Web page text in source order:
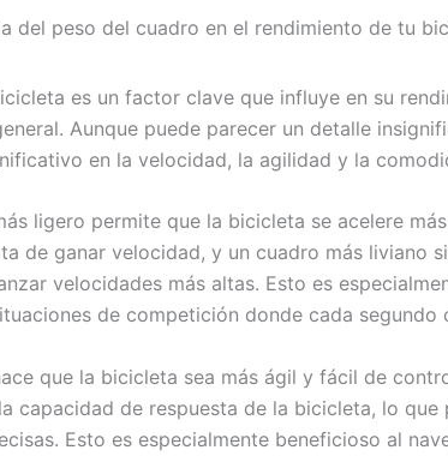
es un factor clave que influye en su
Aunque puede parecer un detalle
en la velocidad, la agilidad y la
ligero permite que la bicicleta se acelere
de ganar velocidad, y un cuadro más liviano
velocidades más altas. Esto es
de competición donde cada segundo
que la bicicleta sea más ágil y fácil de
capacidad de respuesta de la bicicleta, lo que
Esto es especialmente beneficioso al